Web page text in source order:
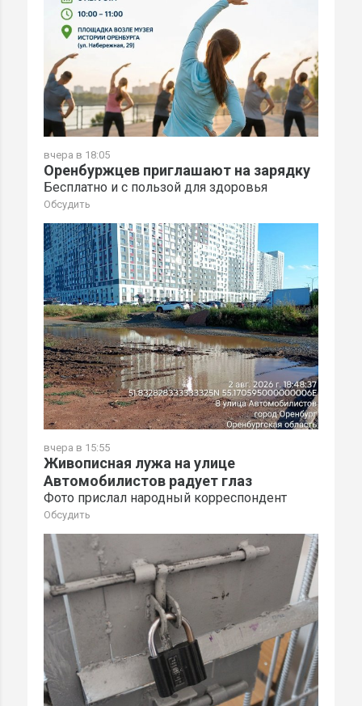
вчера в 18:05
Оренбуржцев приглашают на зарядку
Бесплатно и с пользой для здоровья
Обсудить
вчера в 15:55
Живописная лужа на улице
Автомобилистов радует глаз
Фото прислал народный корреспондент
Обсудить